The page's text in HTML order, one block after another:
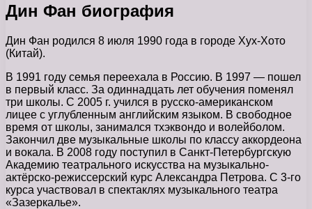
Дин Фан биография
Дин Фан родился 8 июля 1990 года в городе Хух-Хото
(Китай).
В 1991 году семья переехала в Россию. В 1997 — пошел
в первый класс. За одиннадцать лет обучения поменял
три школы. С 2005 г. учился в русско-американском
лицее с углубленным английским языком. В свободное
время от школы, занимался тхэквондо и волейболом.
Закончил две музыкальные школы по классу аккордеона
и вокала. В 2008 году поступил в Санкт-Петербургскую
Академию театрального искусства на музыкально-
актёрско-режиссерский курс Александра Петрова. С 3-го
курса участвовал в спектаклях музыкального театра
«Зазеркалье».